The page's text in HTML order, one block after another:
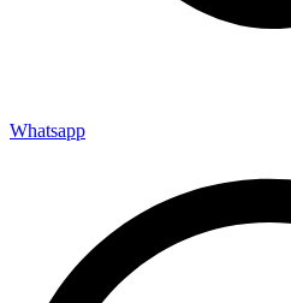
Whatsapp